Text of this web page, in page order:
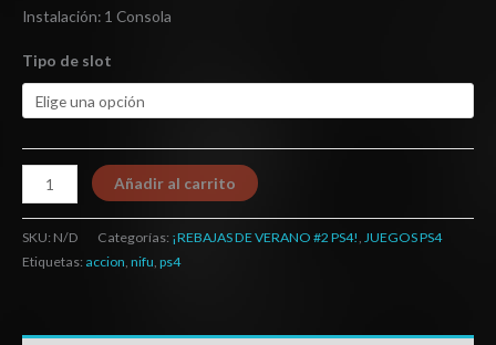
Instalación: 1 Consola
Tipo de slot
Añadir al carrito
SKU: N/D Categorías: ¡REBAJAS DE VERANO #2 PS4!, JUEGOS PS4
Etiquetas: accion, nifu, ps4